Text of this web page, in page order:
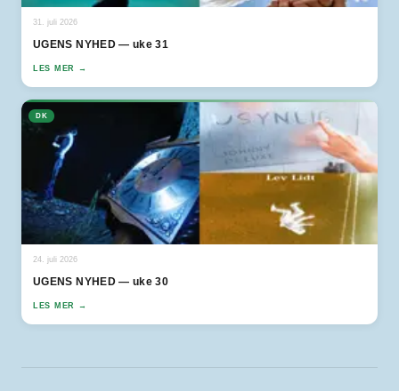
31. juli 2026
UGENS NYHED — uke 31
LES MER →
DK
24. juli 2026
UGENS NYHED — uke 30
LES MER →